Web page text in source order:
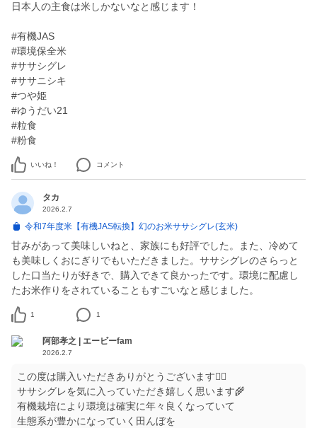
日本人の主食は米しかないなと感じます！
#有機JAS
#環境保全米
#ササシグレ
#ササニシキ
#つや姫
#ゆうだい21
#粒食
#粉食
いいね！ コメント
タカ
2026.2.7
令和7年度米【有機JAS転換】幻のお米ササシグレ(玄米)
甘みがあって美味しいねと、家族にも好評でした。また、冷めて
も美味しくおにぎりでもいただきました。ササシグレのさらっと
した口当たりが好きで、購入できて良かったです。環境に配慮し
たお米作りをされていることもすごいなと感じました。
1 1
阿部孝之 | エービーfam
2026.2.7
この度は購入いただきありがとうございます🙇‍♀️
ササシグレを気に入っていただき嬉しく思います🌾
有機栽培により環境は確実に年々良くなっていて
生態系が豊かになっていく田んぼを